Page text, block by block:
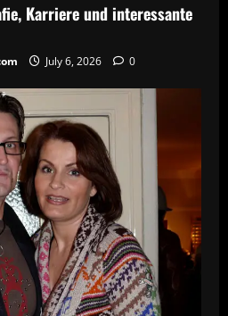
Karriere und interessante
July 6, 2026 0